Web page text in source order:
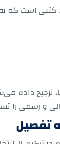
کتبی است که
ترجیح
و رسمی را
تفصیل